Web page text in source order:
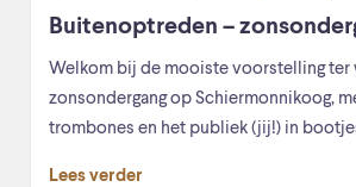
Buitenoptreden –
Welkom bij de mooiste voorstelling ter
zonsondergang op Schiermonnikoog,
trombones en het publiek (jij!) in
Lees verder